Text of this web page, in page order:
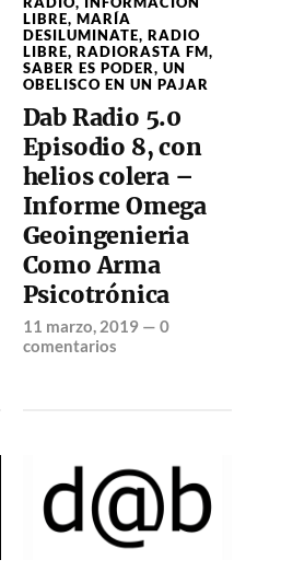
LIBRE, MARÍA
DESILUMINATE, RADIO
LIBRE, RADIORASTA FM,
SABER ES PODER, UN
OBELISCO EN UN PAJAR
Dab Radio 5.0
Episodio 8, con
helios colera –
Informe Omega
Geoingenieria
Como Arma
Psicotrónica
11 marzo, 2019— 0
comentarios